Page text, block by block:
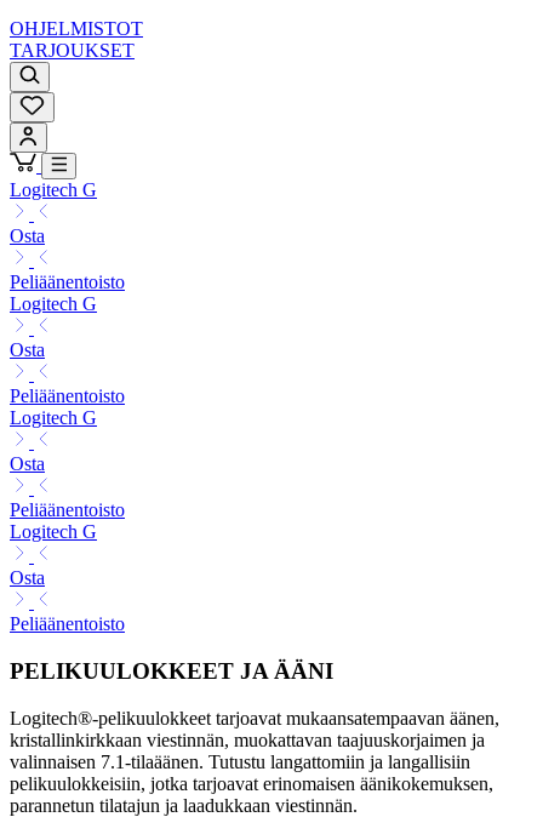
OHJELMISTOT
TARJOUKSET
Logitech G
Osta
Peliäänentoisto
Logitech G
Osta
Peliäänentoisto
Logitech G
Osta
Peliäänentoisto
Logitech G
Osta
Peliäänentoisto
PELIKUULOKKEET JA ÄÄNI
Logitech®-pelikuulokkeet tarjoavat mukaansatempaavan äänen,
kristallinkirkkaan viestinnän, muokattavan taajuuskorjaimen ja
valinnaisen 7.1-tilaäänen. Tutustu langattomiin ja langallisiin
pelikuulokkeisiin, jotka tarjoavat erinomaisen äänikokemuksen,
parannetun tilatajun ja laadukkaan viestinnän.